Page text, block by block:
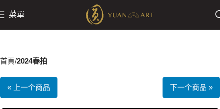
菜單
首頁 2024春拍
« 上一个商品 下一个商品 »